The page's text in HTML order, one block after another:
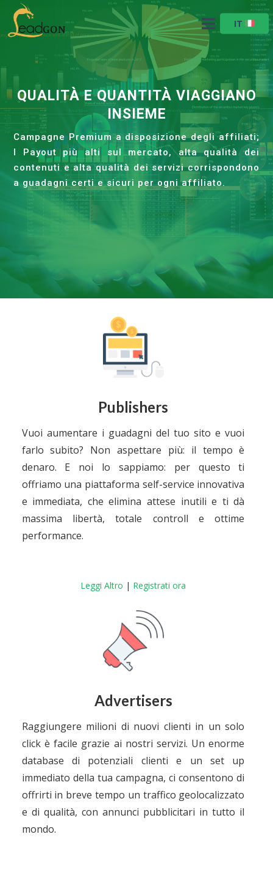
IT
QUALITÀ E QUANTITÀ VIAGGIANO
INSIEME
Campagne Premium a disposizione degli affiliati;
I Payout più alti sul mercato, alta qualità dei
contenuti e alta qualità dei servizi corrispondono
a guadagni certi e sicuri per ogni affiliato.
Publishers
Vuoi aumentare i guadagni del tuo sito e vuoi
farlo subito? Non aspettare più: il tempo è
denaro. E noi lo sappiamo: per questo ti
offriamo una piattaforma self-service innovativa
e immediata, che elimina attese inutili e ti dà
massima libertà, totale controll e ottime
performance.
Leggi Altro | Registrati ora
Advertisers
Raggiungere milioni di nuovi clienti in un solo
click è facile grazie ai nostri servizi. Un enorme
database di potenziali clienti e un set up
immediato della tua campagna, ci consentono di
offrirti in breve tempo un traffico geolocalizzato
e di qualità, con annunci pubblicitari in tutto il
mondo.